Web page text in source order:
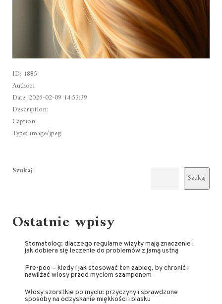
ID: 1885
Author:
Date: 2026-02-09 14:53:39
Description:
Caption:
Type: image/jpeg
Szukaj
Szukaj
Ostatnie wpisy
Stomatolog: dlaczego regularne wizyty mają znaczenie i
jak dobiera się leczenie do problemów z jamą ustną
Pre-poo – kiedy i jak stosować ten zabieg, by chronić i
nawilżać włosy przed myciem szamponem
Włosy szorstkie po myciu: przyczyny i sprawdzone
sposoby na odzyskanie miękkości i blasku